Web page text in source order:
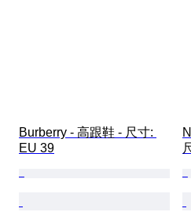
Burberry - 高跟鞋 - 尺寸:
EU 39